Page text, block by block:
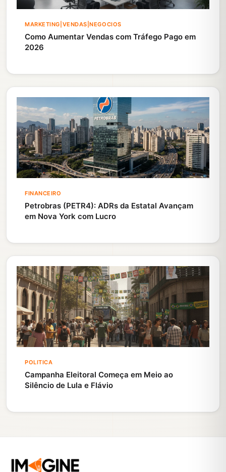
MARKETING|VENDAS|NEGOCIOS
Como Aumentar Vendas com Tráfego Pago em
2026
FINANCEIRO
Petrobras (PETR4): ADRs da Estatal Avançam
em Nova York com Lucro
POLITICA
Campanha Eleitoral Começa em Meio ao
Silêncio de Lula e Flávio